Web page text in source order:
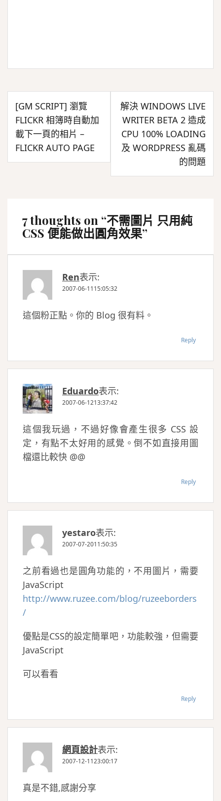
文
章
導
覽
[GM SCRIPT] 瀏覽
FLICKR 相簿時自動加
載下一頁的相片 –
FLICKR AUTO PAGE
解決 WINDOWS LIVE
WRITER BETA 2 造成
CPU 100% LOADING
及 WORDPRESS 亂碼
的問題
7 thoughts on “不需圖片 只用純
CSS 便能做出圓角效果”
Ren表示:
2007-06-1115:05:32
這個粉正點。你的 Blog 很有料。
Reply
Eduardo表示:
2007-06-1213:37:42
這個我玩過，不過好像會產生很多 CSS 設
定，有點不太好用的感覺。倒不如直接用圖
檔還比較快 @@
Reply
yestaro表示:
2007-07-2011:50:35
之前看過也是圓角功能的，不用圖片，需要
JavaScript
http://www.ruzee.com/blog/ruzeeborders
/
優點是CSS的設定簡單吧，功能較強，但需要
JavaScript
可以看看
Reply
網頁設計表示:
2007-12-1123:00:17
真是不錯,感謝分享